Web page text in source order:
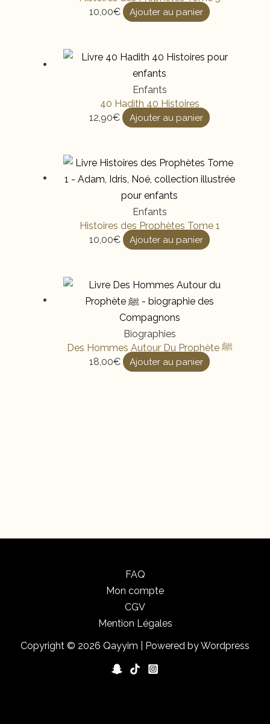
10,00€ Ajouter au panier
Enfants
40 Hadith 40 Histoires
12,90€ Ajouter au panier
Enfants
Histoires des Prophètes Tome 1
10,00€ Ajouter au panier
Biographies
Des Hommes Autour Du Prophète ﷺ
18,00€ Ajouter au panier
FAQ
Mon compte
CGV
Mention Légales
Copyright © 2026 Qayyim | Powered by Wordpress